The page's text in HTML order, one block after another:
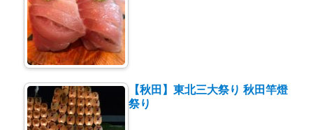
【秋田】東北三大祭り 秋田竿燈
祭り